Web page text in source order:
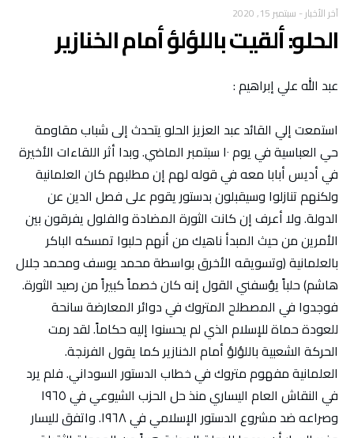
آخر الأخبار- سبتمبر 15, 2020
الحلو: ألقيت باللؤلؤ أمام الخنازير
عبد الله علي إبراهيم :
استمعت إلي القائد عبد العزيز الحلو يتحدث إلى شباب مقاومة
حي العباسية في يوم ١٠ سبتمبر الماضي. وبدا أثر اللقاءات الأخيرة
في أديس أبابا معه في قوله لهم إن مطلبهم كان العلمانية
ولكنهم تنازلوا وسيقبلون بدستور يقوم على فصل الدين عن
الدولة. ولا أعرف إن كانت الثورة المضادة والفلول يفرقون بين
الأمرين من حيث المبدأ ناهيك من أنهم حلبوا تمسكه الباكر
بالعلمانية (وتسويقه الأخرق بواسطة محمد يوسف ومحمد جلال
هاشم) حلباً يؤسفني القول إنه كان خصماً كبيراً من رصيد الثورة.
فوجدوا في المصطلح المتروك في دوائر المعارضة سانحة
للعودة حماة للإسلام الذي لم يحسنوا إليه حكاماً. لقد رمت
الحركة الشعبية باللؤلؤ أمام الخنازير كما يقول الفرنجة.
العلمانية مفهوم متروك في خطاب الدستور السوداني. فلم يرد
في النقاش العام اليساري منذ حل الحزب الشيوعي في ١٩٦٥
وصراعه ضد مشروع الدستور الإسلامي في ١٩٦٨. واتفق لليسار